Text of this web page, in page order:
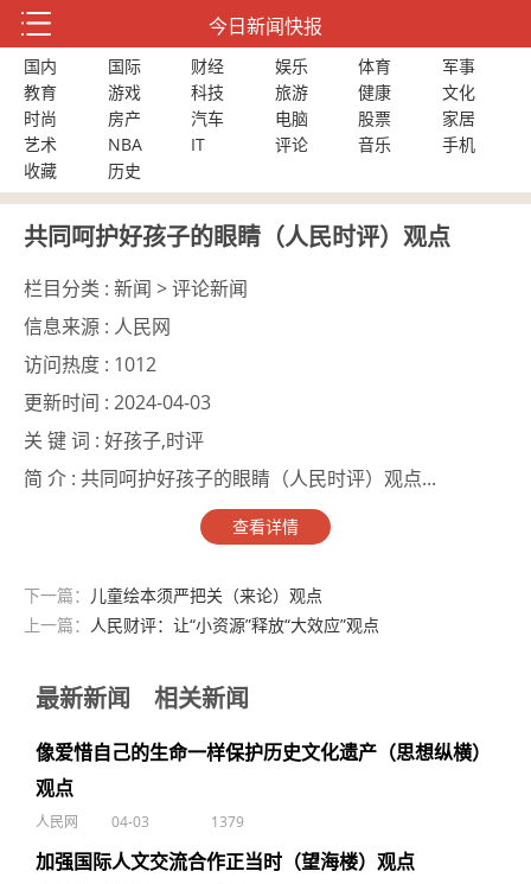
今日新闻快报
国内 国际 财经 娱乐 体育
军事
教育
游戏 科技 旅游 健康
文化
时尚
房产 汽车 电脑 股票
家居
艺术
NBA IT 评论 音乐
手机
收藏
历史
共同呵护好孩子的眼睛（人民时评）观点
栏目分类 : 新闻 > 评论新闻
信息来源 : 人民网
访问热度 : 1012
更新时间 : 2024-04-03
关 键 词 : 好孩子,时评
简 介 : 共同呵护好孩子的眼睛（人民时评）观点...
查看详情
下一篇： 儿童绘本须严把关（来论）观点
上一篇： 人民财评：让“小资源”释放“大效应”观点
最新新闻 相关新闻
像爱惜自己的生命一样保护历史文化遗产（思想纵横）
观点
人民网 04-03 1379
加强国际人文交流合作正当时（望海楼）观点